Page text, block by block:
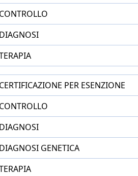
CONTROLLO
DIAGNOSI
CERTIFICAZIONE PER ESENZIONE
CONTROLLO
DIAGNOSI
DIAGNOSI GENETICA